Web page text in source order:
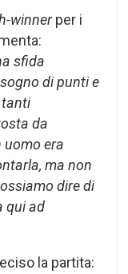
winnerper i
sfida
di punti e
da
uomo era
ma non
dire di
qui ad
la partita: